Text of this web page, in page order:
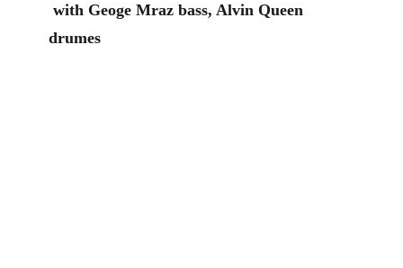
with Geoge Mraz bass, Alvin Queen
drumes